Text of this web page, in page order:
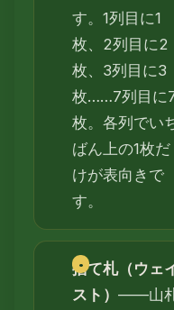
す。1列目に1
枚、2列目に2
枚、3列目に3
枚……7列目に
枚。各列でい
ばん上の1枚だ
けが表向きで
す。
捨て札（ウェ
スト）——山